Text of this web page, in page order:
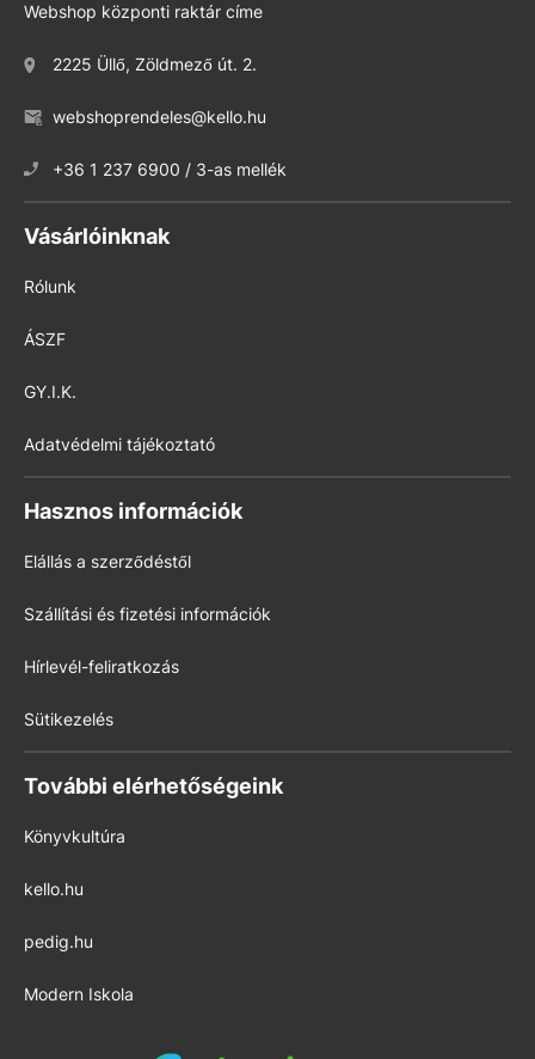
Webshop központi raktár címe
2225 Üllő, Zöldmező út. 2.
webshoprendeles@kello.hu
+36 1 237 6900 / 3-as mellék
Vásárlóinknak
Rólunk
ÁSZF
GY.I.K.
Adatvédelmi tájékoztató
Hasznos információk
Elállás a szerződéstől
Szállítási és fizetési információk
Hírlevél-feliratkozás
Sütikezelés
További elérhetőségeink
Könyvkultúra
kello.hu
pedig.hu
Modern Iskola